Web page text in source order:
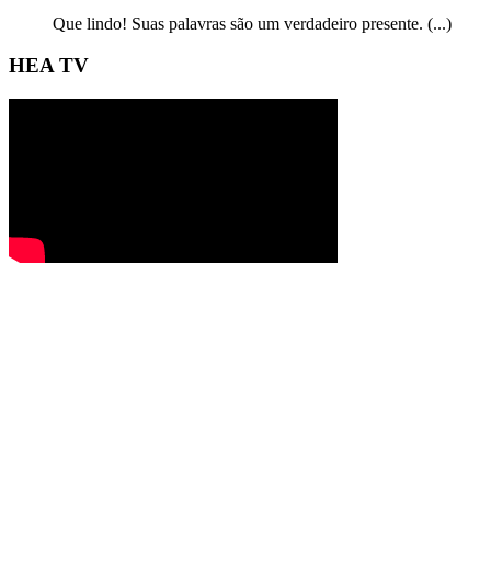
Que lindo! Suas palavras são um verdadeiro presente. (...)
HEA TV